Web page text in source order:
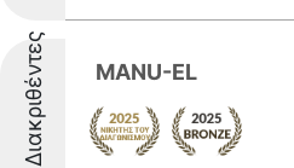
Διακριθέντες MANU-EL